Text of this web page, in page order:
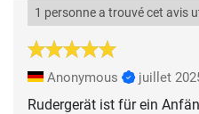
1 personne a trouvé cet avis
Anonymous juillet
Rudergerät ist für ein